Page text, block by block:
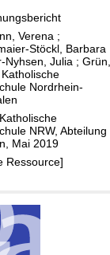
Verena ;
Stöckl, Barbara
Nyhsen, Julia ; Grün,
Katholische
Nordrhein-
NRW, Abteilung
Mai 2019
Ressource]